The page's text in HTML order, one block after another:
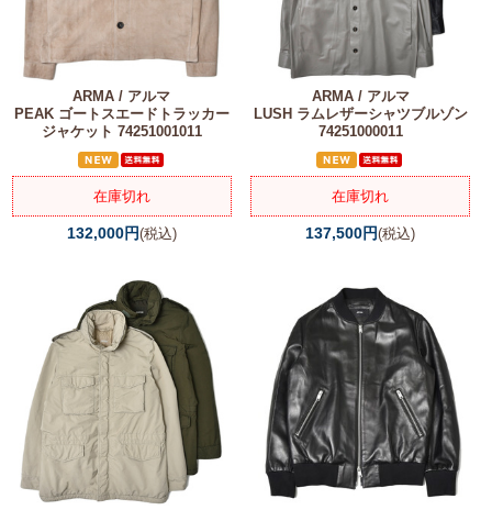
ARMA / アルマ
PEAK ゴートスエードトラッカー
ジャケット 74251001011
在庫切れ
132,000円(税込)
ARMA / アルマ
LUSH ラムレザーシャツブルゾン
74251000011
在庫切れ
137,500円(税込)